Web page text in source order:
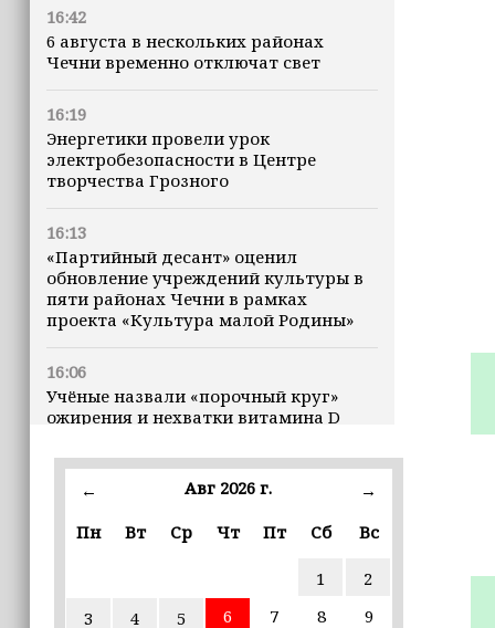
16:42
6 августа в нескольких районах
Чечни временно отключат свет
16:19
Энергетики провели урок
электробезопасности в Центре
творчества Грозного
16:13
«Партийный десант» оценил
обновление учреждений культуры в
пяти районах Чечни в рамках
проекта «Культура малой Родины»
16:06
Учёные назвали «порочный круг»
ожирения и нехватки витамина D
16:00
В Чеченской Республике начинается
избирательные комиссии
← Авг 2026 г.
→
Пн
Вт Ср Чт Пт Сб Вс
1
2
3
4 5 6 7 8
9